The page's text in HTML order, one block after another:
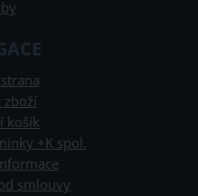
zboží
košík
+K spol.
smlouvy